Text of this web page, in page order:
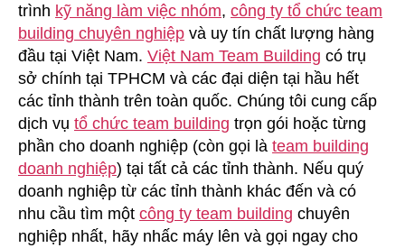
trình kỹ năng làm việc nhóm, công ty tổ chức team
building chuyên nghiệp và uy tín chất lượng hàng
đầu tại Việt Nam. Việt Nam Team Building có trụ
sở chính tại TPHCM và các đại diện tại hầu hết
các tỉnh thành trên toàn quốc. Chúng tôi cung cấp
dịch vụ tổ chức team building trọn gói hoặc từng
phần cho doanh nghiệp (còn gọi là team building
doanh nghiệp) tại tất cả các tỉnh thành. Nếu quý
doanh nghiệp từ các tỉnh thành khác đến và có
nhu cầu tìm một công ty team building chuyên
nghiệp nhất, hãy nhấc máy lên và gọi ngay cho